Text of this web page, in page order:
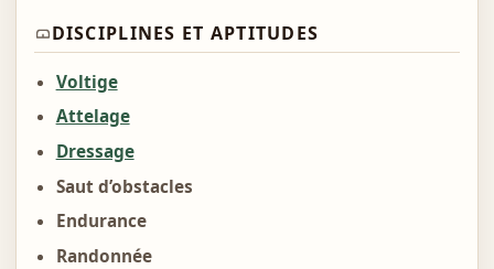
DISCIPLINES ET APTITUDES
Voltige
Attelage
Dressage
Saut d’obstacles
Endurance
Randonnée